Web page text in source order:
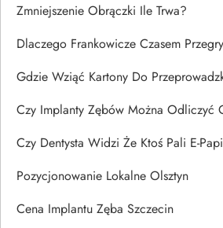
Zmniejszenie Obrączki Ile Trwa?
Dlaczego Frankowicze Czasem
Gdzie Wziąć Kartony Do
Czy Implanty Zębów Można Odliczyć
Czy Dentysta Widzi Że Ktoś Pali E-
Pozycjonowanie Lokalne Olsztyn
Cena Implantu Zęba Szczecin